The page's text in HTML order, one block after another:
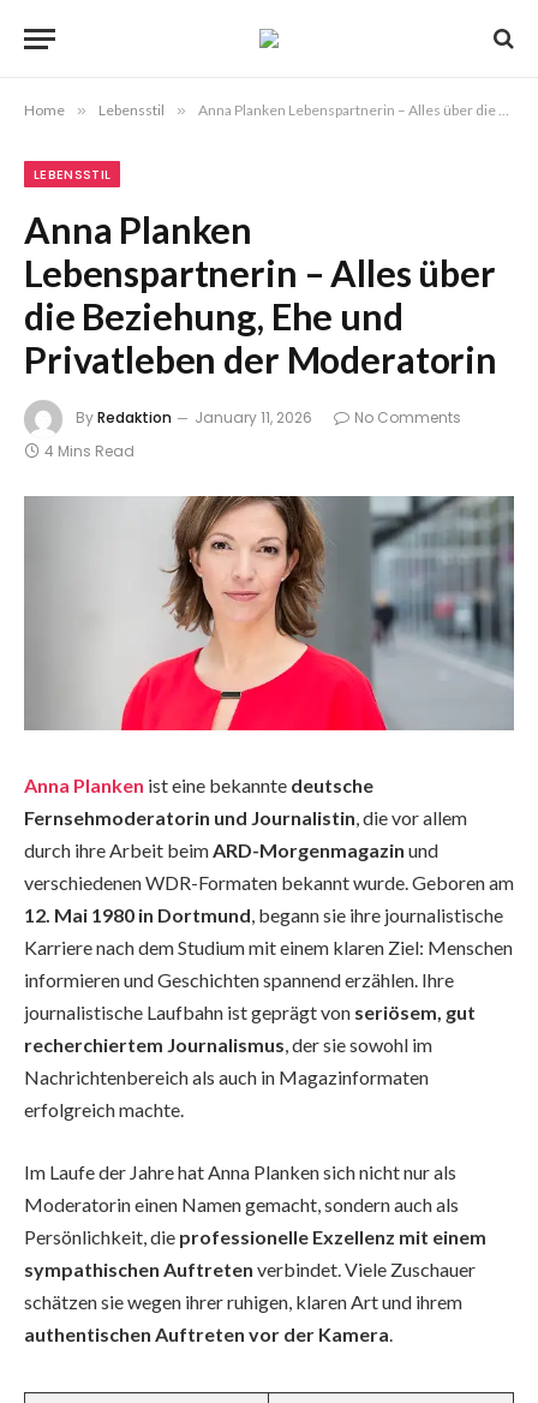
Home » Lebensstil » Anna Planken Lebenspartnerin – Alles über die Beziehung, Ehe und Privatleben der Moderatorin
LEBENSSTIL
Anna Planken
Lebenspartnerin – Alles über
die Beziehung, Ehe und
Privatleben der Moderatorin
ByRedaktion January 11, 2026
No Comments
4 Mins Read
Anna Planken ist eine bekannte deutsche
Fernsehmoderatorin und Journalistin, die vor allem
durch ihre Arbeit beimARD-Morgenmagazin und
verschiedenen WDR-Formaten bekannt wurde. Geboren am
12. Mai 1980 in Dortmund, begann sie ihre journalistische
Karriere nach dem Studium mit einem klaren Ziel: Menschen
informieren und Geschichten spannend erzählen. Ihre
journalistische Laufbahn ist geprägt von seriösem, gut
recherchiertem Journalismus, der sie sowohl im
Nachrichtenbereich als auch in Magazinformaten
erfolgreich machte.
Im Laufe der Jahre hat Anna Planken sich nicht nur als
Moderatorin einen Namen gemacht, sondern auch als
Persönlichkeit, die professionelle Exzellenz mit einem
sympathischen Auftreten verbindet. Viele Zuschauer
schätzen sie wegen ihrer ruhigen, klaren Art und ihrem
authentischen Auftreten vor der Kamera